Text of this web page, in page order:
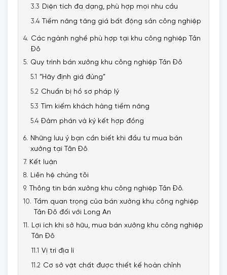
Diện tích đa dạng, phù hợp mọi nhu cầu
Tiềm năng tăng giá bất động sản công nghiệp
Các ngành nghề phù hợp tại khu công nghiệp Tân
Đô
Quy trình bán xưởng khu công nghiệp Tân Đô
“Hãy định giá đúng”
Chuẩn bị hồ sơ pháp lý
Tìm kiếm khách hàng tiềm năng
Đàm phán và ký kết hợp đồng
Những lưu ý bạn cần biết khi đầu tư mua bán
xưởng tại Tân Đô
Kết luận
Liên hệ chúng tôi
Thông tin bán xưởng khu công nghiệp Tân Đô.
Tầm quan trọng của bán xưởng khu công nghiệp
Tân Đô đối với Long An
Lợi ích khi sở hữu, mua bán xưởng khu công nghiệp
Tân Đô
Vị trí địa lí
Cơ sở vật chất được thiết kế hoàn chỉnh